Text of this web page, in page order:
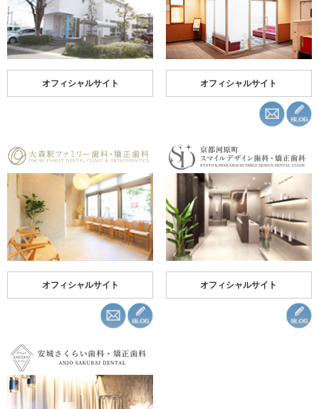
オフィシャルサイト オフィシャルサイト
オフィシャルサイト オフィシャルサイト